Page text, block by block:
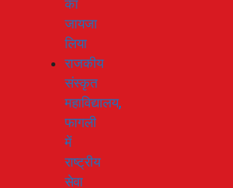
का
जायजा
लिया
राजकीय
संस्कृत
महाविद्यालय,
फागली
में
राष्ट्रीय
सेवा